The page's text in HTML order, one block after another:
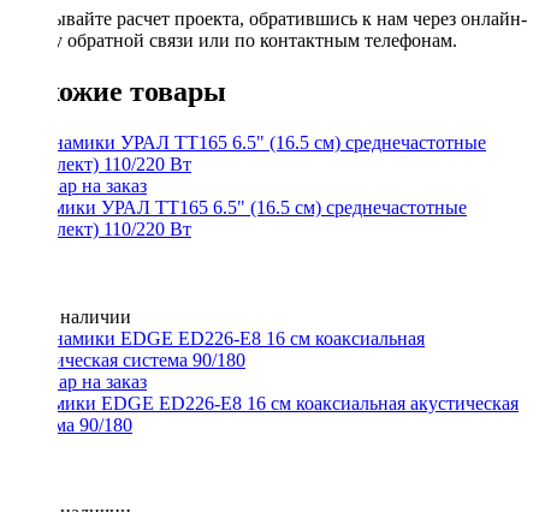
Заказывайте расчет проекта, обратившись к нам через онлайн-
форму обратной связи или по контактным телефонам.
Похожие товары
Динамики УРАЛ ТТ165 6.5" (16.5 см) среднечастотные
(комплект) 110/220 Вт
Нет в наличии
Динамики EDGE ED226-E8 16 см коаксиальная акустическая
система 90/180